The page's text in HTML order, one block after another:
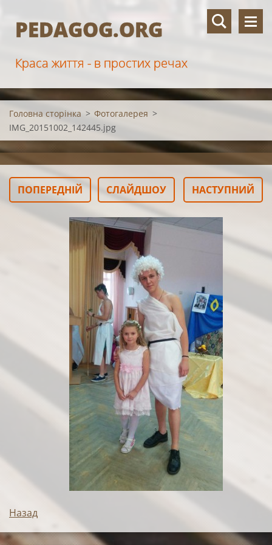
PEDAGOG.ORG
Краса життя - в простих речах
Головна сторінка > Фотогалерея >
IMG_20151002_142445.jpg
ПОПЕРЕДНІЙ СЛАЙДШОУ НАСТУПНИЙ
Назад